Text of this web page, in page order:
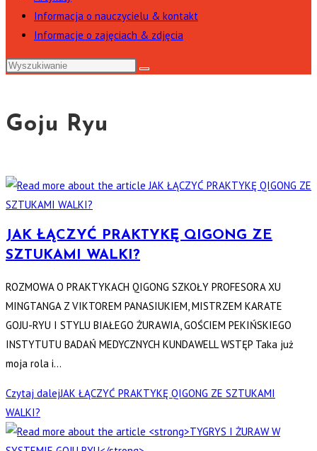
Informacja o nauczycielu & kontakt
Informacje o zajęciach & zdjęcia
Goju Ryu
JAK ŁĄCZYĆ PRAKTYKĘ QIGONG ZE
SZTUKAMI WALKI?
ROZMOWA O PRAKTYKACH QIGONG SZKOŁY PROFESORA XU
MINGTANGA Z VIKTOREM PANASIUKIEM, MISTRZEM KARATE
GOJU-RYU I STYLU BIAŁEGO ŻURAWIA, GOŚCIEM PEKIŃSKIEGO
INSTYTUTU BADAŃ MEDYCZNYCH KUNDAWELL WSTĘP Taka już
moja rola i…
Czytaj dalejJAK ŁĄCZYĆ PRAKTYKĘ QIGONG ZE SZTUKAMI
WALKI?